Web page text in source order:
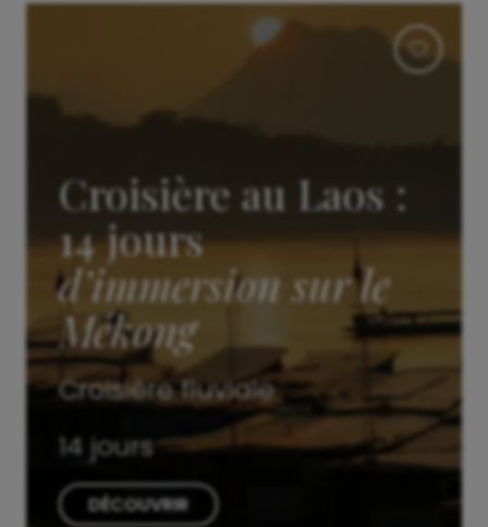
Croisière au Laos :
14 jours
d’immersion sur le
Mékong
Croisière fluviale
14 jours
DÉCOUVRIR